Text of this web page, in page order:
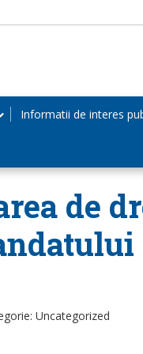
Informatii de interes
de
Uncategorized